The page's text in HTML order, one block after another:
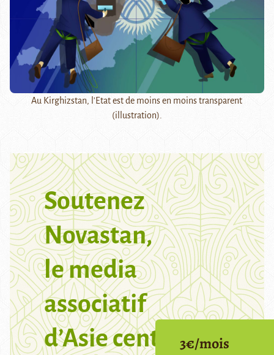
Au Kirghizstan, l'Etat est de moins en moins transparent
(illustration).
Soutenez
Novastan,
le media
associatif
d’Asie centrale3€/mois